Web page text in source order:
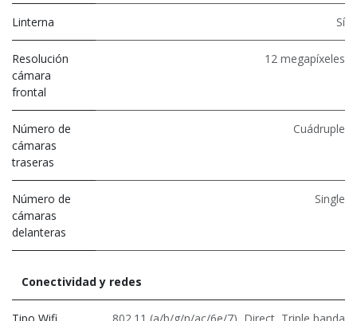
Linterna Sí
Resolución
cámara
frontal
12 megapíxeles
Número de
cámaras
traseras
Cuádruple
Número de
cámaras
delanteras
Single
Conectividad y redes